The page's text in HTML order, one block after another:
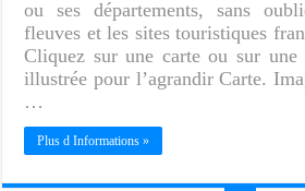
ou ses départements, sans
fleuves et les sites touristiques
Cliquez sur une carte ou sur une
illustrée pour l’agrandir Carte.
…
Plus d Informations »